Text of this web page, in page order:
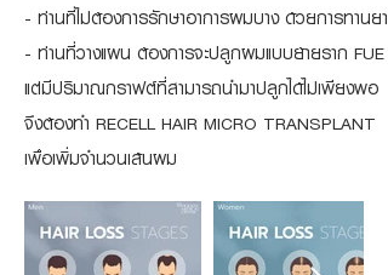
- ท่านที่ไม่ต้องการรักษาอาการผมบาง ด้วยการทานยา
- ท่านที่วางแผน ต้องการจะปลูกผมแบบย้ายราก FUE
แต่มีปริมาณกราฟต์ที่สามารถนำมาปลูกได้ไม่เพียงพอ
จึงต้องทำ RECELL HAIR MICRO TRANSPLANT
เพื่อเพิ่มจำนวนเส้นผม